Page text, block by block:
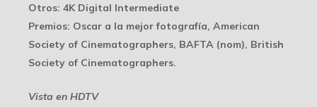
Otros: 4K Digital Intermediate
Premios: Oscar a la mejor fotografía, American
Society of Cinematographers, BAFTA (nom), British
Society of Cinematographers.
Vista en HDTV